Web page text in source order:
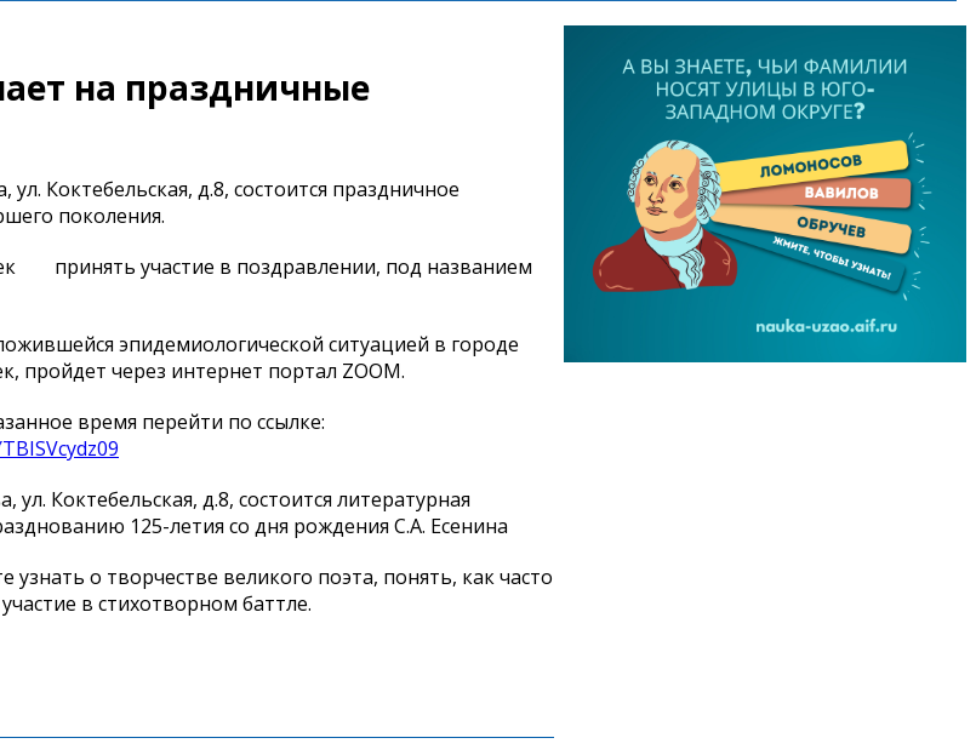
на праздничные
Коктебельская, д.8, состоится праздничное
поколения.
принять участие в поздравлении, под названием
эпидемиологической ситуацией в городе
пройдет через интернет портал ZOOM.
время перейти по ссылке:
Коктебельская, д.8, состоится литературная
125-летия со дня рождения С.А. Есенина
о творчестве великого поэта, понять, как часто
в стихотворном баттле.